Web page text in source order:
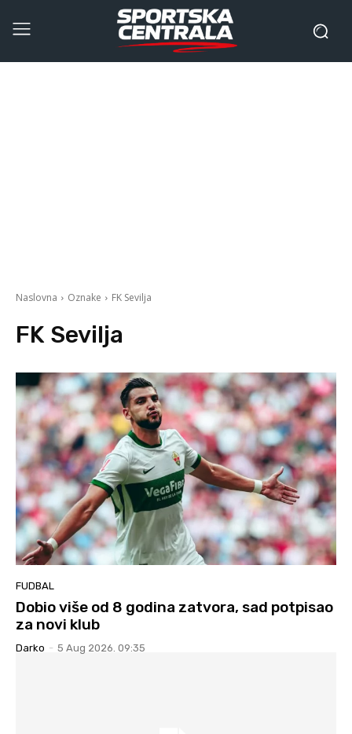
Naslovna Oznake FK Sevilja
FK Sevilja
FUDBAL
Dobio više od 8 godina zatvora, sad potpisao
za novi klub
Darko - 5 Aug 2026. 09:35